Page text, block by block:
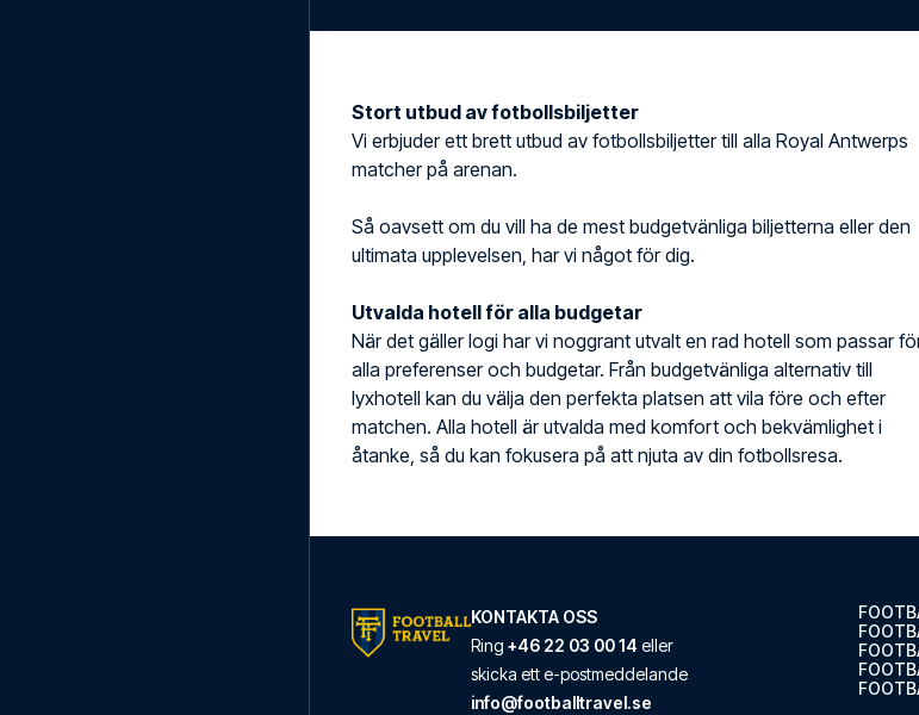
Stort utbud av fotbollsbiljetter
Vi erbjuder ett brett utbud av fotbollsbiljetter till alla Royal Antwerps
matcher på arenan.
Så oavsett om du vill ha de mest budgetvänliga biljetterna eller den
ultimata upplevelsen, har vi något för dig.
Utvalda hotell för alla budgetar
När det gäller logi har vi noggrant utvalt en rad hotell som passar
alla preferenser och budgetar. Från budgetvänliga alternativ till
lyxhotell kan du välja den perfekta platsen att vila före och efter
matchen. Alla hotell är utvalda med komfort och bekvämlighet i
åtanke, så du kan fokusera på att njuta av din fotbollsresa.
KONTAKTA OSS
Ring +46 22 03 00 14 eller
skicka ett e-postmeddelande
info@footballtravel.se